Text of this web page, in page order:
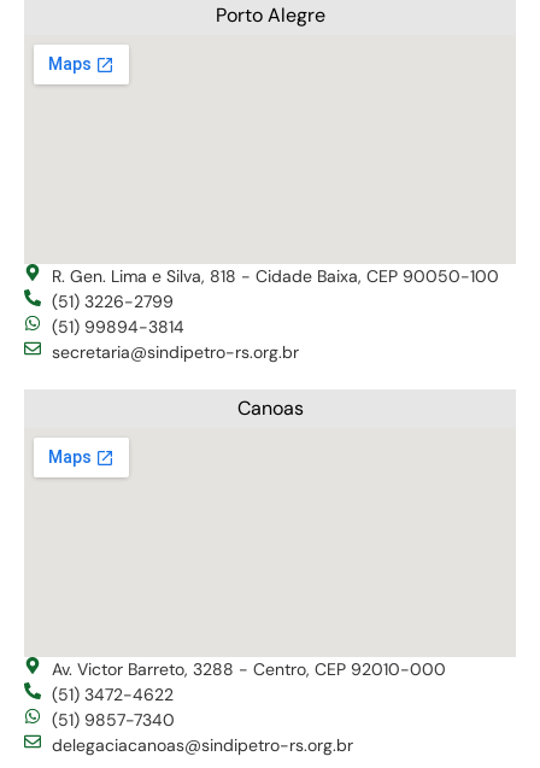
Porto Alegre
R. Gen. Lima e Silva, 818 - Cidade Baixa, CEP 90050-100
(51) 3226-2799
(51) 99894-3814
secretaria@sindipetro-rs.org.br
Canoas
Av. Victor Barreto, 3288 - Centro, CEP 92010-000
(51) 3472-4622
(51) 9857-7340
delegaciacanoas@sindipetro-rs.org.br